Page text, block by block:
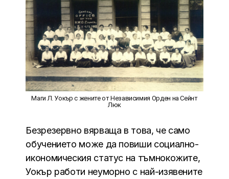
Маги Л. Уокър с жените от Независимия Орден на Сейнт
Люк
Безрезервно вярваща в това, че само
обучението може да повиши социално-
икономическия статус на тъмнокожите,
Уокър работи неуморно с най-изявените